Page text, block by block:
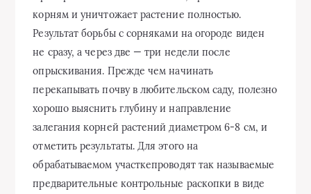
корням и уничтожает растение полностью.
Результат борьбы с сорняками на огороде виден
не сразу, а через две — три недели после
опрыскивания. Прежде чем начинать
перекапывать почву в любительском саду, полезно
хорошо выяснить глубину и направление
залегания корней растений диаметром 6-8 см, и
отметить результаты. Для этого на
обрабатываемом участкепроводят так называемые
предварительные контрольные раскопки в виде